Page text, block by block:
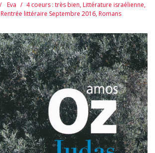
Eva 4 coeurs : très bien,Littérature israélienne,
Rentrée littéraire Septembre 2016,Romans